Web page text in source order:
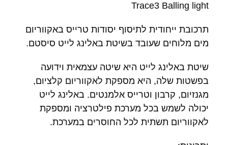
Trace3 Balling light
תרכובת ייחודית לתיסוף יסודות טרייס באקווריום
מים מלוחים שעובד בשיטת באלינג לייט סיסטם.
שיטת באלינג לייט היא שיטה עצמאית וידועה
בפשטות שלה, היא מספקת לאקווריום קלציום,
מגנזיום, קרבון וטרייס אלמנטים. באלינג לייט
יכולה לשמש בכל מערכת פילטרציה ומספקת
לאקווריום תשתית לכל החוסרים במערכת.